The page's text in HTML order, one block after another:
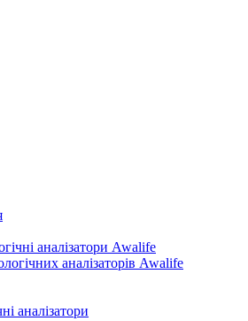
аналізатори Awalife
аналізаторів Awalife
аналізатори